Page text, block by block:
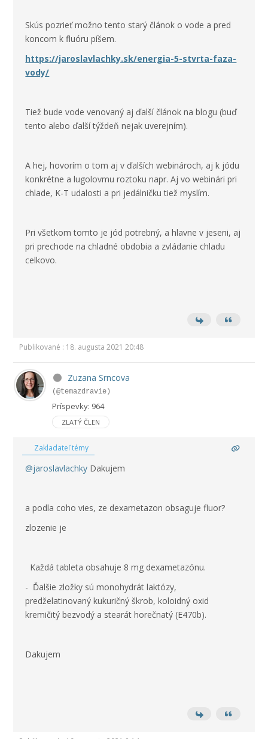
Skús pozrieť možno tento starý článok o vode a pred
koncom k fluóru píšem.
https://jaroslavlachky.sk/energia-5-stvrta-faza-
vody/
Tiež bude vode venovaný aj ďalší článok na blogu (buď
tento alebo ďalší týždeň nejak uverejním).
A hej, hovorím o tom aj v ďalších webinároch, aj k jódu
konkrétne a lugolovmu roztoku napr. Aj vo webinári pri
chlade, K-T udalosti a pri jedálničku tiež myslím.
Pri všetkom tomto je jód potrebný, a hlavne v jeseni, aj
pri prechode na chladné obdobia a zvládanie chladu
celkovo.
Publikované : 18. augusta 2021 20:48
Zuzana Srncova
(@temazdravie)
Príspevky: 964
ZLATÝ ČLEN
Zakladateľ témy
@jaroslavlachky Dakujem
a podla coho vies, ze dexametazon obsaguje fluor?
zlozenie je
Každá tableta obsahuje 8 mg dexametazónu.
- Ďalšie zložky sú monohydrát laktózy,
predželatinovaný kukuričný škrob, koloidný oxid
kremičitý bezvodý a stearát horečnatý (E470b).
Dakujem